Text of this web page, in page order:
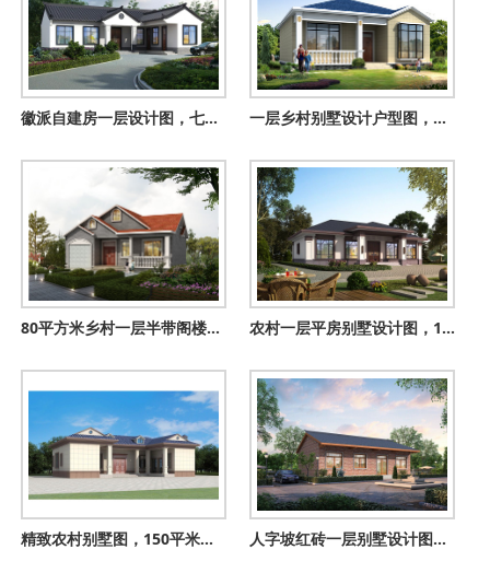
徽派自建房一层设计图，七字型设计，独立餐厨便捷实用 一层乡村别墅设计户型图，占地100平左右，外观很时尚
80平方米乡村一层半带阁楼自建别墅设计图，带车库 农村一层平房别墅设计图，18米乘9米，实实在在的好户型
精致农村别墅图，150平米一层三合院设计，四卧二厅舒适宜居 人字坡红砖一层别墅设计图，简约低调超实用，这样的房子人人能